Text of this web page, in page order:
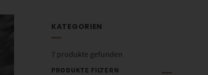
KATEGORIEN
7 produkte gefunden
PRODUKTE FILTERN